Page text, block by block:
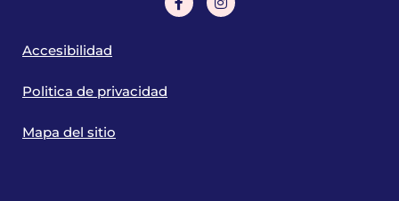
Accesibilidad
Politica de privacidad
Mapa del sitio